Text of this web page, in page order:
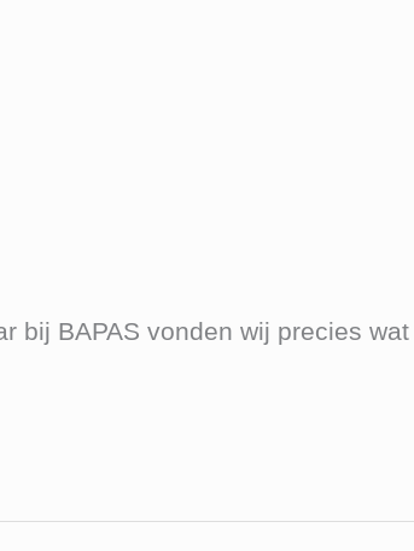
bij BAPAS vonden wij precies